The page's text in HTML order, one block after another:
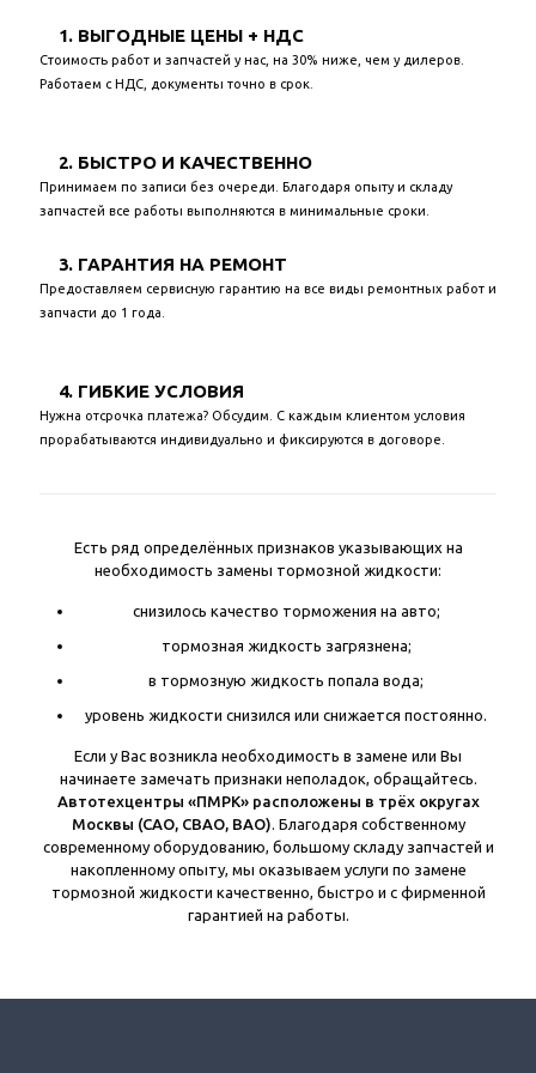
1. ВЫГОДНЫЕ ЦЕНЫ + НДС
Стоимость работ и запчастей у нас, на 30% ниже, чем у дилеров.
Работаем с НДС, документы точно в срок.
2. БЫСТРО И КАЧЕСТВЕННО
Принимаем по записи без очереди. Благодаря опыту и складу
запчастей все работы выполняются в минимальные сроки.
3. ГАРАНТИЯ НА РЕМОНТ
Предоставляем сервисную гарантию на все виды ремонтных работ и
запчасти до 1 года.
4. ГИБКИЕ УСЛОВИЯ
Нужна отсрочка платежа? Обсудим. С каждым клиентом условия
прорабатываются индивидуально и фиксируются в договоре.
Есть ряд определённых признаков указывающих на
необходимость замены тормозной жидкости:
снизилось качество торможения на авто;
тормозная жидкость загрязнена;
в тормозную жидкость попала вода;
уровень жидкости снизился или снижается постоянно.
Если у Вас возникла необходимость в замене или Вы
начинаете замечать признаки неполадок, обращайтесь.
Автотехцентры «ПМРК» расположены в трёх округах
Москвы (САО, СВАО, ВАО) . Благодаря собственному
современному оборудованию, большому складу запчастей и
накопленному опыту, мы оказываем услуги по замене
тормозной жидкости качественно, быстро и с фирменной
гарантией на работы.